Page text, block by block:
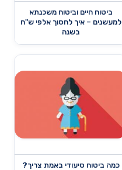
ביטוח חיים וביטוח משכנתא
למעשנים – איך לחסוך אלפי ש"ח
בשנה
כמה ביטוח סיעודי באמת צריך?